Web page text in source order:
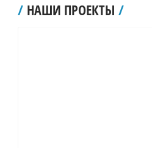
/ НАШИ ПРОЕКТЫ /